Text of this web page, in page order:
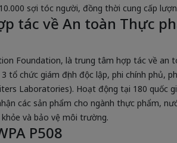
sợi tóc người, đồng thời cung cấp
tác về An toàn Thực
Foundation, là trung tâm hợp tác về an
tổ chức giám định độc lập, phi chính phủ,
Laboratories). Hoạt động tại 180 quốc
các sản phẩm cho ngành thực phẩm,
và bảo vệ môi trường.
P508